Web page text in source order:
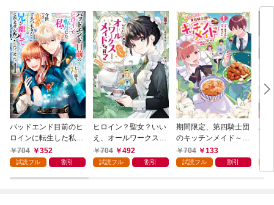
バッドエンド目前のヒ
ロインに転生した私、
今世では恋愛するつも
りがチートな兄が離し
OMIC 第1巻
704 352
試読フル 割引
ヒロイン？聖女？いい
え、オールワークスメ
イドです（誇）！@C
OMIC 第1巻
704 492
試読フル 割引
期間限定、第四騎士団
のキッチンメイド～結
婚したくないので就職
しました～@COMIC
704 133
試読フル 割引
悪
先
令
ラ
の